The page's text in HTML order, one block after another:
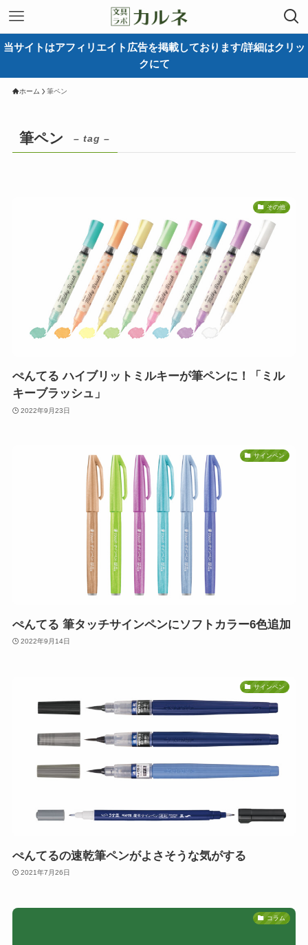
当サイトはアフィリエイト広告を掲載しております/詳細はクリッ
クにて
ホーム 筆ペン
筆ペン – tag –
その他
ぺんてる ハイブリットミルキーが筆ペンに！「ミル
キーブラッシュ」
2022年9月23日
サインペン
ぺんてる 筆タッチサインペンにソフトカラー6色追加
2022年9月14日
サインペン
ぺんてるの速乾筆ペンがよさそうな気がする
2021年7月26日
コラム